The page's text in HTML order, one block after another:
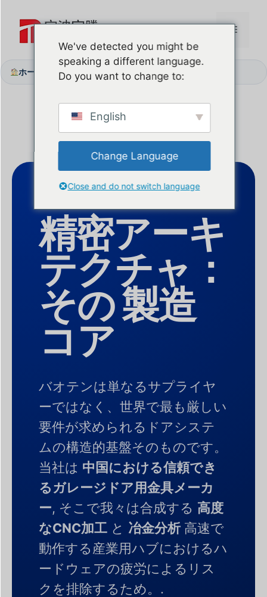
へ
メ
ホーム 会社概要
精密アーキ
テクチャ：
その製造
コア
バオテンは単なるサプライヤ
ーではなく、世界で最も厳しい
要件が求められるドアシステ
ムの構造的基盤そのものです。
当社は 中国における信頼でき
るガレージドア用金具メーカ
ー, そこで我々は合成する 高度
なCNC加工 と 冶金分析 高速で
動作する産業用ハブにおけるハ
ードウェアの疲労によるリス
クを排除するため。.
We've detected you might be
speaking a different language.
Do you want to change to:
English
Change Language
Close and do not switch language